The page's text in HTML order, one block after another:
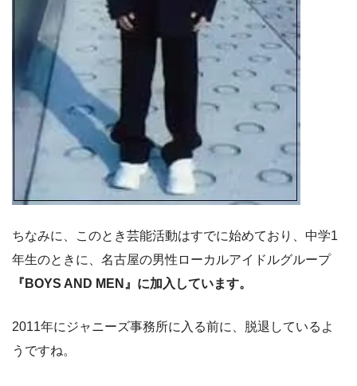
ちなみに、このとき芸能活動はすでに始めており、中学1
年生のときに、名古屋の男性ローカルアイドルグループ
『BOYS AND MEN』に加入しています。
2011年にジャニーズ事務所に入る前に、脱退しているよ
うですね。